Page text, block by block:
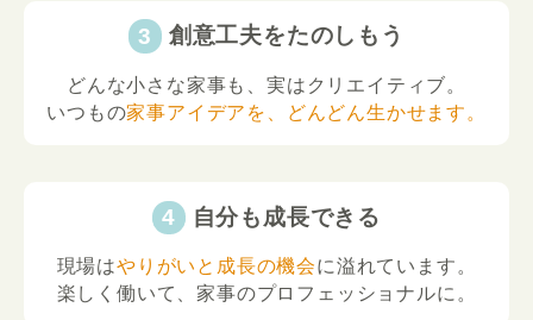
創意工夫をたのしもう
どんな小さな家事も、実はクリエイティブ。
いつもの家事アイデアを、どんどん生かせます。
自分も成長できる
現場はやりがいと成長の機会に溢れています。
楽しく働いて、家事のプロフェッショナルに。